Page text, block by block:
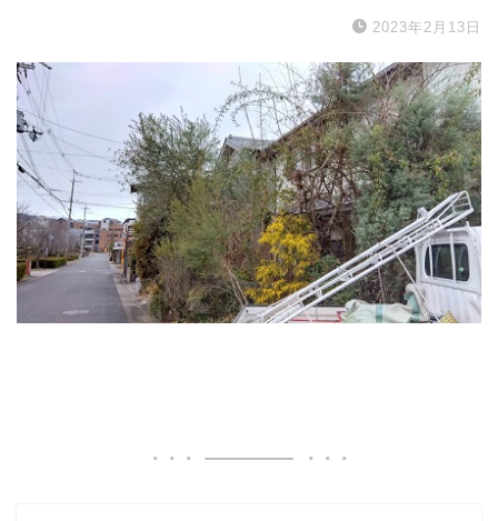
2023年2月13日